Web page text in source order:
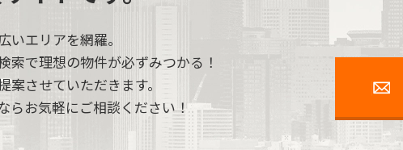
エリアを網羅。
で理想の物件が必ずみつかる！
させていただきます。
らお気軽にご相談ください！